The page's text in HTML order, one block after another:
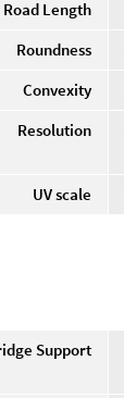
Road Length
Roundness
Convexity
Resolution
UV scale
Support